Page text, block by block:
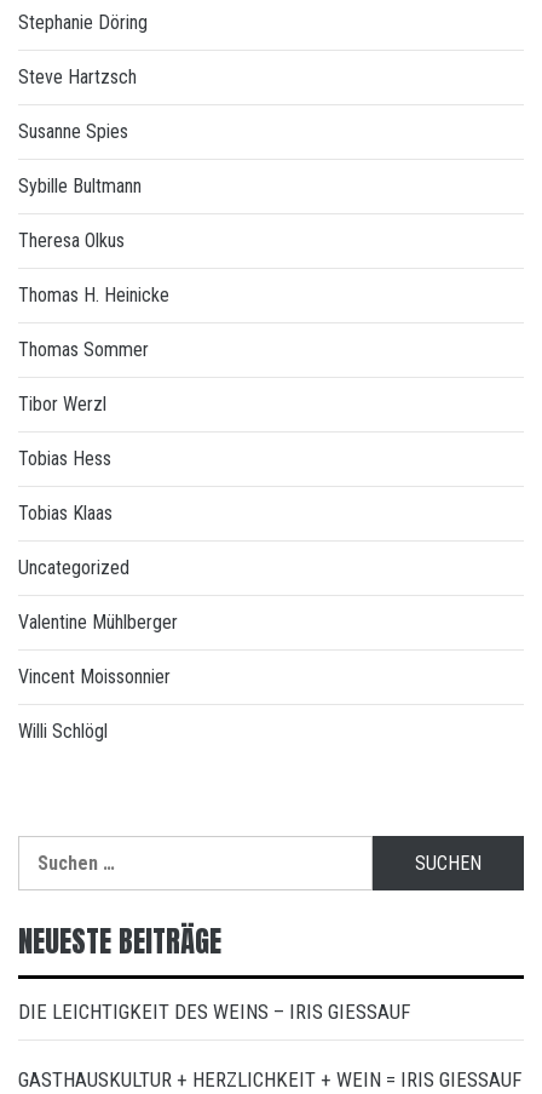
Stephanie Döring
Steve Hartzsch
Susanne Spies
Sybille Bultmann
Theresa Olkus
Thomas H. Heinicke
Thomas Sommer
Tibor Werzl
Tobias Hess
Tobias Klaas
Uncategorized
Valentine Mühlberger
Vincent Moissonnier
Willi Schlögl
nach:
NEUESTE BEITRÄGE
DIE LEICHTIGKEIT DES WEINS – IRIS GIESSAUF
GASTHAUSKULTUR + HERZLICHKEIT + WEIN = IRIS GIESSAUF